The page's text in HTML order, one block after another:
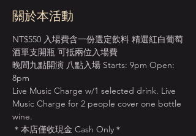
關於本活動
NT$550 入場費含一份選定飲料 精選紅白葡萄
酒單支開瓶 可抵兩位入場費
晚間九點開演 八點入場 Starts: 9pm Open:
8pm
Live Music Charge w/1 selected drink. Live
Music Charge for 2 people cover one bottle
wine.
＊本店僅收現金 Cash Only＊